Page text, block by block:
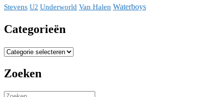
Stevens U2 Underworld Van Halen Waterboys
Categorieën
Categorieën
Zoeken
Search